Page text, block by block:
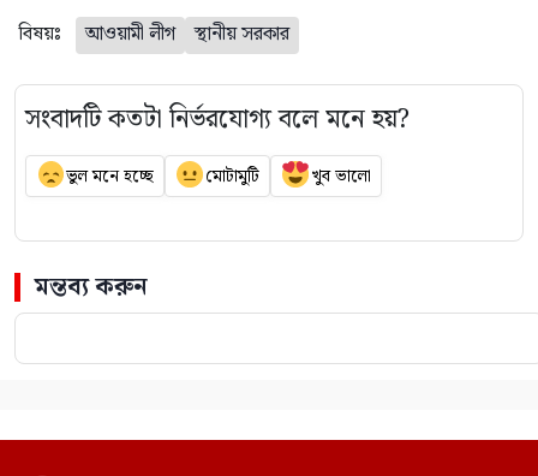
বিষয়ঃ আওয়ামী লীগ স্থানীয় সরকার
সংবাদটি কতটা নির্ভরযোগ্য বলে মনে হয়?
ভুল মনে হচ্ছে মোটামুটি খুব ভালো
মন্তব্য করুন